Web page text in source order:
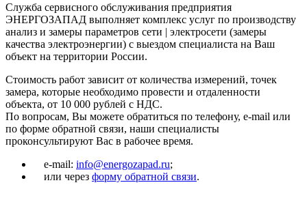
Служба сервисного обслуживания предприятия
ЭНЕРГОЗАПАД выполняет комплекс услуг по производству
анализ и замеры параметров сети | электросети (замеры
качества электроэнергии) с выездом специалиста на Ваш
объект на территории России.
Стоимость работ зависит от количества измерений, точек
замера, которые необходимо провести и отдаленности
объекта, от 10 000 рублей с НДС.
По вопросам, Вы можете обратиться по телефону, e-mail или
по форме обратной связи, наши специалисты
проконсультируют Вас в рабочее время.
e-mail: info@energozapad.ru;
или через форму обратной связи.